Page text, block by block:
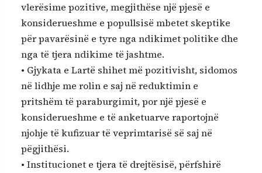
vlerësime pozitive, megjithëse një pjesë e
konsiderueshme e popullsisë mbetet skeptike
për pavarësinë e tyre nga ndikimet politike dhe
nga të tjera ndikime të jashtme.
• Gjykata e Lartë shihet më pozitivisht, sidomos
në lidhje me rolin e saj në reduktimin e
pritshëm të paraburgimit, por një pjesë e
konsiderueshme e të anketuarve raportojnë
njohje të kufizuar të veprimtarisë së saj në
pëgjithësi.
• Institucionet e tjera të drejtësisë, përfshirë